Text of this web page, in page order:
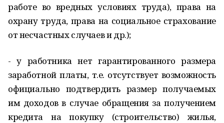
работе во вредных условиях труда), права на
охрану труда, права на социальное страхование
от несчастных случаев и др.);
- у работника нет гарантированного размера
заработной платы, т.е. отсутствует возможность
официально подтвердить размер получаемых
им доходов в случае обращения за получением
кредита на покупку (строительство) жилья,